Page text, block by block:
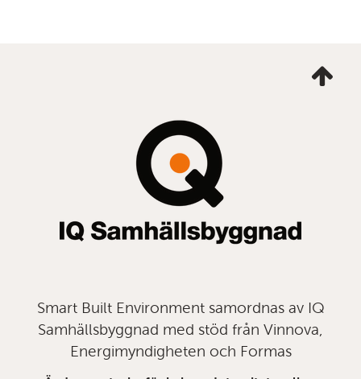
mig
Smart Built Environment samordnas av IQ
Samhällsbyggnad med stöd från Vinnova,
Energimyndigheten och Formas